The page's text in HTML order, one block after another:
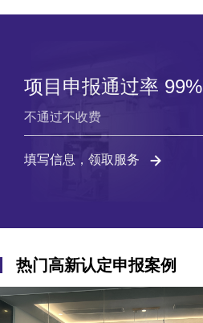
项目申报通过率 99%
不通过不收费
填写信息，领取服务
热门高新认定申报案例